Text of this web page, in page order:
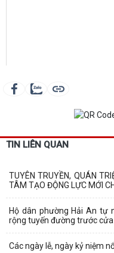
TIN LIÊN QUAN
TUYÊN TRUYỀN, QUÁN
TÂM TẠO ĐỘNG LỰC MỚI
Hộ dân phường Hải An tự
rộng tuyến đường trước
Các ngày lễ, ngày kỷ niệm